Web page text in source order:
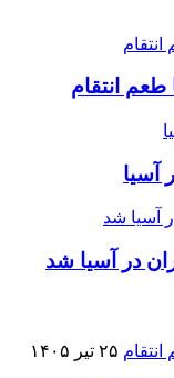
طعم انتقام
آسیا
در آسیا شد
۲۵ تیر ۱۴۰۵